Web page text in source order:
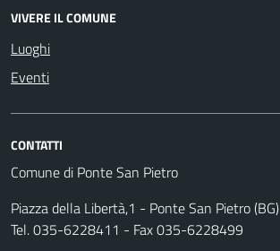
VIVERE IL COMUNE
Luoghi
Eventi
CONTATTI
Comune di Ponte San Pietro
Piazza della Libertà,1 - Ponte San Pietro (BG)
Tel. 035-6228411 - Fax 035-6228499